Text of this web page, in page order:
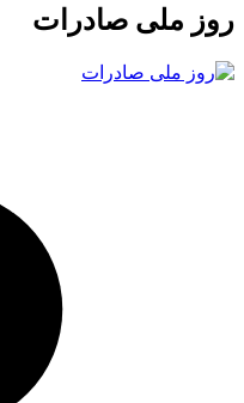
روز ملی صادرات